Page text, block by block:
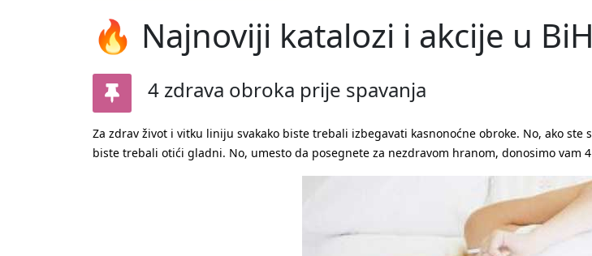
🔥 Najnoviji katalozi i akcije u
4 zdrava obroka prije spavanja
Za zdrav život i vitku liniju svakako biste trebali izbegavati kasnonoćne obroke. No, ako
biste trebali otići gladni. No, umesto da posegnete za nezdravom hranom, donosimo vam